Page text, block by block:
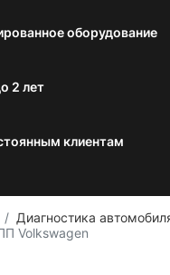
оборудование
2 лет
клиентам
Диагностика
Volkswagen